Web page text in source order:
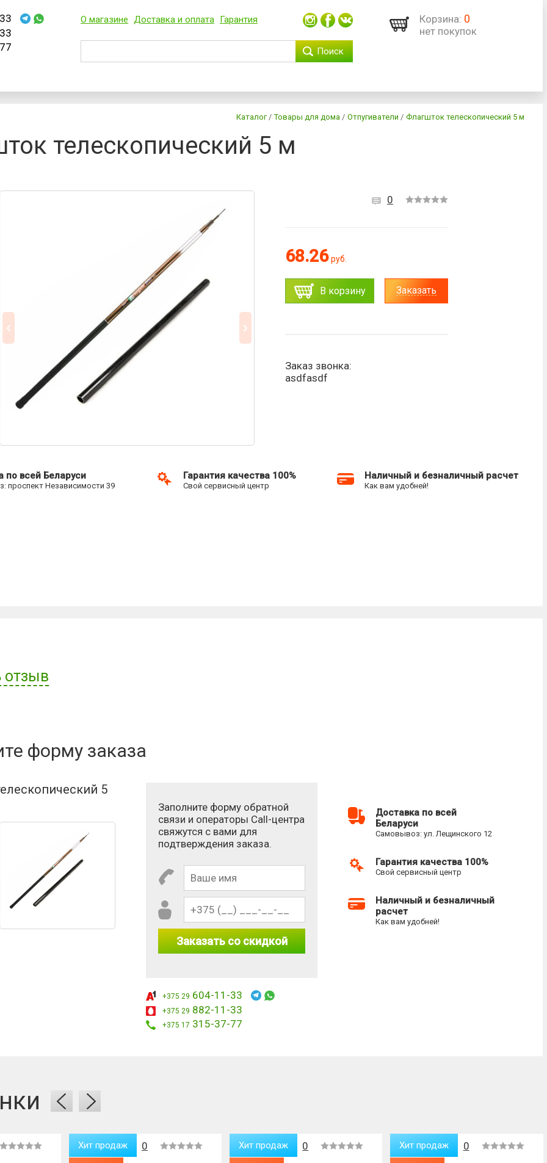
О магазине Доставка и оплата Гарантия
Поиск
Корзина: 0
нет покупок
Каталог / Товары для дома / Отпугиватели / Флагшток телескопический 5 м
телескопический 5 м
0
68.26 руб.
В корзину Заказать
Заказ звонка:
asdfasdf
по всей Беларуси
проспект Независимости 39
Гарантия качества 100%
Свой сервисный центр
Наличный и безналичный расчет
Как вам удобней!
отзыв
форму заказа
5
Заполните форму обратной
связи и операторы Call-центра
свяжутся с вами для
подтверждения заказа.
Заказать со скидкой
+375 29 604-11-33
+375 29 882-11-33
+375 17 315-37-77
Доставка по всей
Беларуси
Самовывоз: ул. Лещинского 12
Гарантия качества 100%
Свой сервисный центр
Наличный и безналичный
расчет
Как вам удобней!
0
Хит продаж 0
Хит продаж 0
Хит продаж